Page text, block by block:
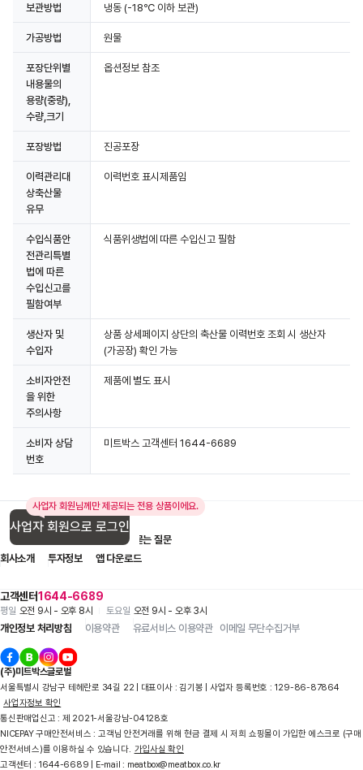
보관방법 냉동 (-18℃ 이하 보관)
가공방법 원물
포장단위별
내용물의
용량(중량),
수량,크기
옵션정보 참조
포장방법 진공포장
이력관리대
상축산물
유무
이력번호 표시제품임
수입식품안
전관리특별
법에 따른
수입신고를
필함여부
식품위생법에 따른 수입신고 필함
생산자 및
수입자
상품 상세페이지 상단의 축산물 이력번호 조회 시 생산자
(가공장) 확인 가능
소비자안전
을 위한
주의사항
제품에 별도 표시
소비자 상담
번호
미트박스 고객센터 1644-6689
사업자 회원님께만 제공되는 전용 상품이에요.
사업자 회원으로 로그인
고객센터1644-6689
평일 오전 9시 - 오후 8시 토요일 오전 9시 - 오후 3시
입점 제휴 문의
자주 묻는 질문
회사소개
투자정보 앱 다운로드
개인정보 처리방침 이용약관 유료서비스 이용약관 이메일 무단수집거부
(주)미트박스글로벌
서울특별시 강남구 테헤란로 34길 22 | 대표이사 : 김기봉 | 사업자 등록번호 : 129-86-87864
사업자정보 확인
통신판매업신고 : 제 2021-서울강남-04128호
NICEPAY 구매안전서비스 : 고객님 안전거래를 위해 현금 결제 시 저희 쇼핑몰이 가입한 에스크로 (구매
안전서비스)를 이용하실 수 있습니다. 가입사실 확인
고객센터 : 1644-6689 | E-mail : meatbox@meatbox.co.kr